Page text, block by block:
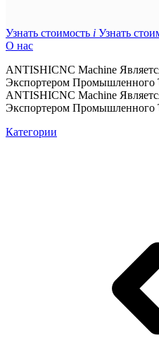
Узнать стоимость i Узнать
О нас
ANTISHICNC Machine
Экспортером Промышленного
ANTISHICNC Machine
Экспортером Промышленного
Категории